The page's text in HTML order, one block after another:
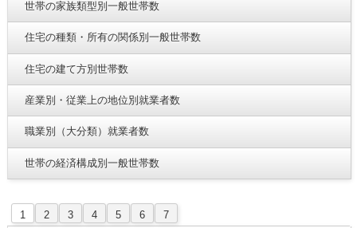
世帯の家族類型別一般世帯数
住宅の種類・所有の関係別一般世帯数
住宅の建て方別世帯数
産業別・従業上の地位別就業者数
職業別（大分類）就業者数
世帯の経済構成別一般世帯数
1 2 3 4 5 6
7